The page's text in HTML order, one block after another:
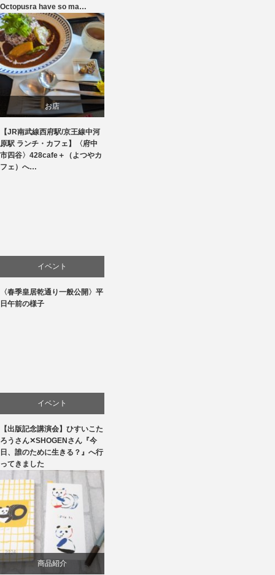
Octopusra have so ma…
お店
商品紹介
【JR南武線西府駅/京王線中河
原駅 ランチ・カフェ】〈府中
市四谷〉428cafe＋（よつやカ
フェ）へ…
イベント
文化
〈春季皇居乾通り一般公開〉平
日午前の様子
イベント
文化
書評・読書の引き出し
【出版記念講演会】ひすいこた
ろうさん✕SHOGENさん『今
日、誰のために生きる？』へ行
ってきました
商品紹介